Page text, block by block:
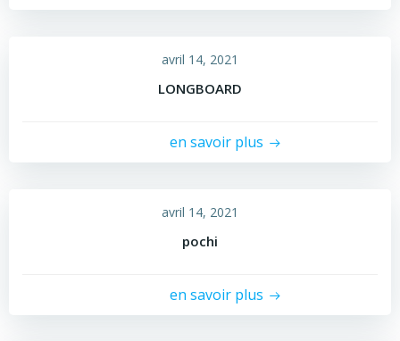
avril 14, 2021
LONGBOARD
en savoir plus
avril 14, 2021
pochi
en savoir plus